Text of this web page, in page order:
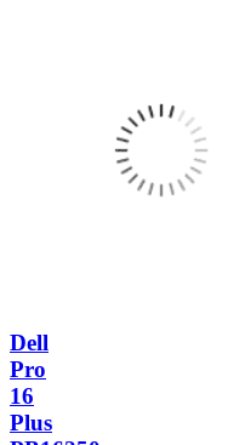
Dell
Pro
16
Plus